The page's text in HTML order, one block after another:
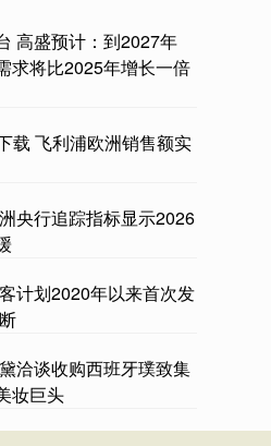
高盛预计：到2027年
求将比2025年增长一倍
载 飞利浦欧洲销售额实
央行追踪指标显示2026
计划2020年以来首次发
洽谈收购西班牙璞致集
妆巨头